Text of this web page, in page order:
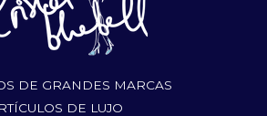
DE GRANDES MARCAS
DE LUJO